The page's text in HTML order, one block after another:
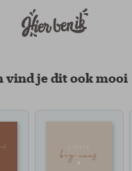
vind je dit ook mooi